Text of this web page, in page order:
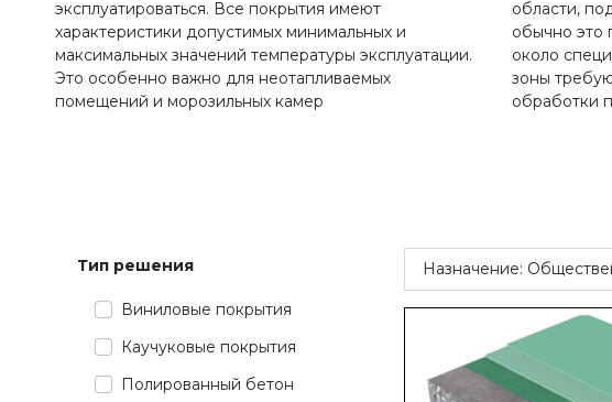
эксплуатироваться. Все покрытия имеют
характеристики допустимых минимальных и
максимальных значений температуры эксплуатации.
Это особенно важно для неотапливаемых
помещений и морозильных камер
области,
обычно это
около
зоны
обработки
Тип решения
Виниловые покрытия
Каучуковые покрытия
Полированный бетон
Назначение: